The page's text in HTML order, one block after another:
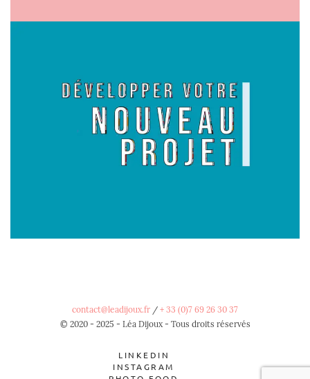
contact@leadijoux.fr / + 33 (0)7 69 26 30 37
© 2020 - 2025 - Léa Dijoux - Tous droits réservés
LINKEDIN
INSTAGRAM